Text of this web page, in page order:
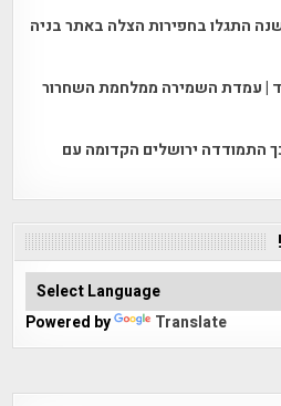
קדומות בנות 4,000 שנה התגלו בחפירות הצלה באתר בניה
| עמדת השמירה ממלחמת השחרור
התמודדה ירושלים הקדומה עם
Powered by Translate